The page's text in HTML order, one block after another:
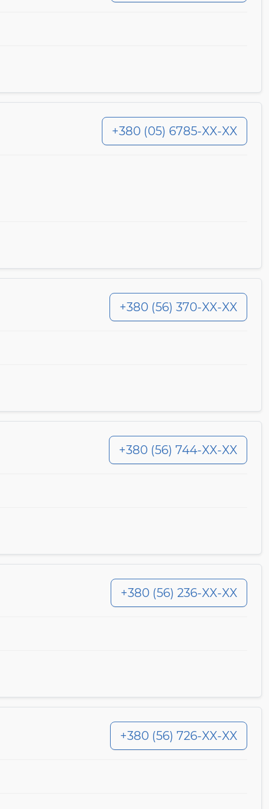
+380 (05) 6785-XX-XX
+380 (56) 370-XX-XX
+380 (56) 744-XX-XX
+380 (56) 236-XX-XX
+380 (56) 726-XX-XX